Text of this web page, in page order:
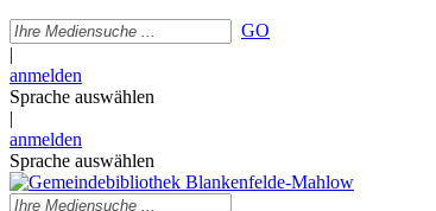
GO
|
anmelden
Sprache auswählen
|
anmelden
Sprache auswählen